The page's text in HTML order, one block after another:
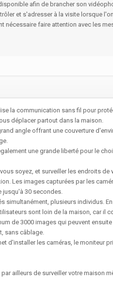
afin de brancher son
et s'adresser à la visite lorsque
nécessaire faire attention avec les
la communication sans fil pour
déplacer partout dans la maison.
angle offrant une couverture
une grande liberté pour le
soyez, et surveiller les endroits
Les images capturées par les
jusqu'à 30 secondes.
simultanément, plusieurs individus.
sont loin de la maison, car il
de 3000 images qui peuvent
sans câblage.
d'installer les caméras, le moniteur
ailleurs de surveiller votre maison